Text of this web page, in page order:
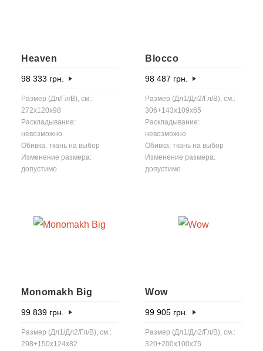
Heaven
98 333 грн.
Размер (Дл/Гл/В), см.:
272x120x98
Раскладывание:
невозможно
Обивка: ткань на выбор
Изменение размера:
допустимо
Blocco
98 487 грн.
Размер (Дл1/Дл2/Гл/В), см.:
306+143x109x65
Раскладывание:
невозможно
Обивка: ткань на выбор
Изменение размера:
допустимо
Monomakh Big
99 839 грн.
Размер (Дл1/Дл2/Гл/В), см.:
298+150x124x82
Wow
99 905 грн.
Размер (Дл1/Дл2/Гл/В), см.:
320+200x100x75